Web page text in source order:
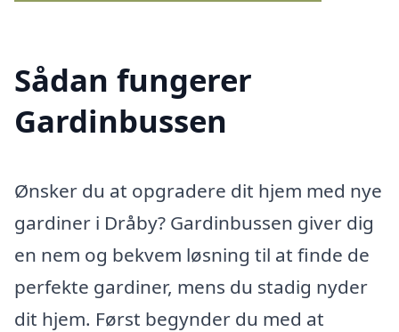
Sådan fungerer
Gardinbussen
Ønsker du at opgradere dit hjem med nye
gardiner i Dråby? Gardinbussen giver dig
en nem og bekvem løsning til at finde de
perfekte gardiner, mens du stadig nyder
dit hjem. Først begynder du med at